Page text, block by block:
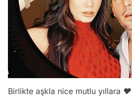
Birlikte aşkla nice mutlu yıllara ❤️